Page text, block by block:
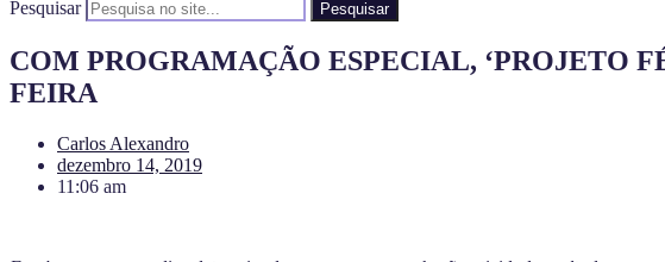
Pesquisar Pesquisar
COM PROGRAMAÇÃO ESPECIAL, ‘PROJETO
FEIRA
Carlos Alexandro
dezembro 14, 2019
11:06 am